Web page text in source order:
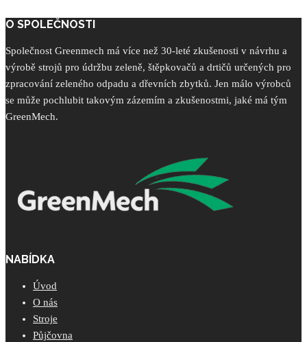
O SPOLEČNOSTI
Společnost Greenmech má více než 30-leté zkušenosti v návrhu a
výrobě strojů pro údržbu zeleně, štěpkovačů a drtičů určených pro
zpracování zeleného odpadu a dřevních zbytků. Jen málo výrobců
se může pochlubit takovým zázemím a zkušenostmi, jaké má tým
GreenMech.
NABÍDKA
Úvod
O nás
Stroje
Půjčovna